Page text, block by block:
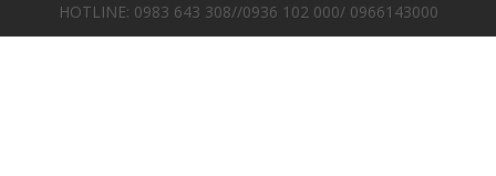
HOTLINE: 0983 643 308//0936 102 000/ 0966143000